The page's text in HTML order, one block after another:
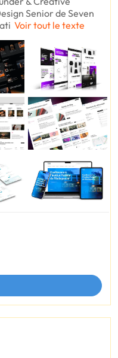
Senior de Seven
Voir tout le texte